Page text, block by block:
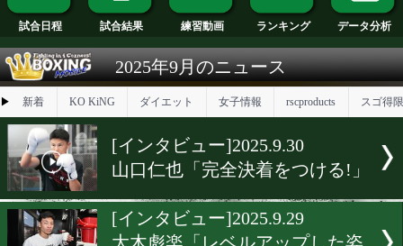
試合日程 試合結果 練習動画 ランキング
2025年9月のニュース
▶ 新着 KO KiNG ダイエット 女子情報
[インタビュー]2025.9.30